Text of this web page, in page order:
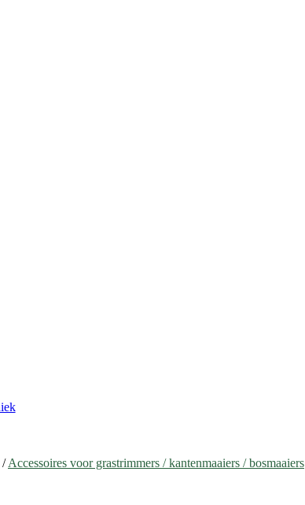
/Accessoires voor grastrimmers / kantenmaaiers / bosmaaiers